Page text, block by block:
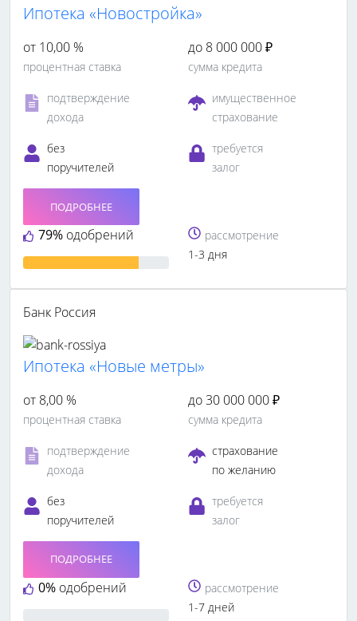
Ипотека «Новостройка»
от 10,00 %
процентная ставка
до 8 000 000 ₽
сумма кредита
подтверждение
дохода
имущественное
страхование
без
поручителей
требуется
залог
79% одобрений
ПОДРОБНЕЕ
рассмотрение
1-3 дня
Банк Россия
Ипотека «Новые метры»
от 8,00 %
процентная ставка
до 30 000 000 ₽
сумма кредита
подтверждение
дохода
страхование
по желанию
без
поручителей
требуется
залог
0% одобрений
ПОДРОБНЕЕ
рассмотрение
1-7 дней